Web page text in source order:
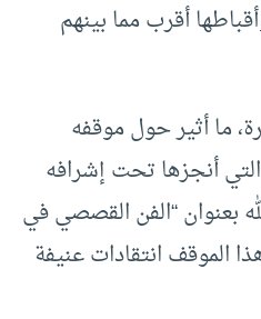
أقرب مما بينهم
ما أثير حول موقفه
التي أنجزها تحت إشرافه
بعنوان “الفن القصصي في
الموقف انتقادات عنيفة